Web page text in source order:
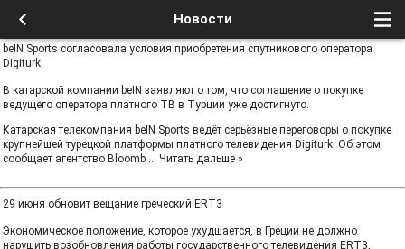
Новости
beIN Sports согласовала условия приобретения спутникового оператора
Digiturk
В катарской компании beIN заявляют о том, что соглашение о покупке
ведущего оператора платного ТВ в Турции уже достигнуто.
Катарская телекомпания beIN Sports ведёт серьёзные переговоры о покупке
крупнейшей турецкой платформы платного телевидения Digiturk. Об этом
сообщает агентство Bloomb ... Читать дальше »
29 июня обновит вещание греческий ERT3
Экономическое положение, которое ухудшается, в Греции не должно
нарушить возобновления работы государственного телевидения ERT3,